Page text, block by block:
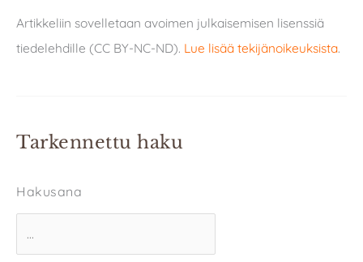
Artikkeliin sovelletaan avoimen julkaisemisen lisenssiä
tiedelehdille (CC BY-NC-ND). Lue lisää tekijänoikeuksista.
Tarkennettu haku
Hakusana